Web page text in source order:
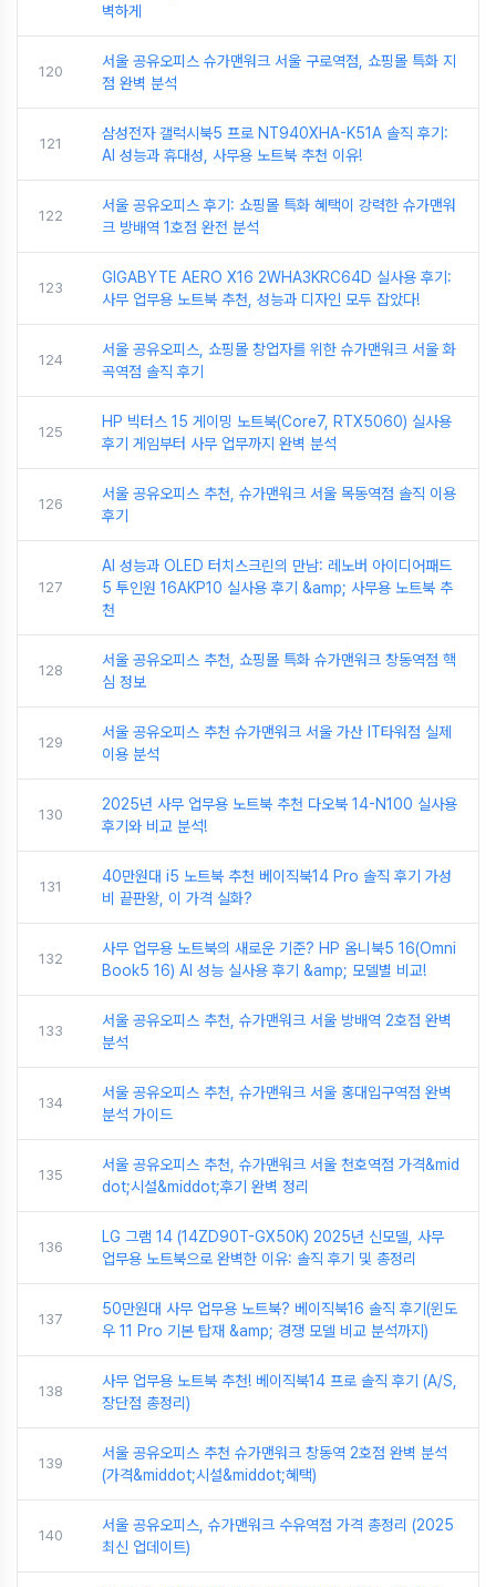
벽하게
120
서울 공유오피스 슈가맨워크 서울 구로역점, 쇼핑몰 특화 지
점 완벽 분석
121
삼성전자 갤럭시북5 프로 NT940XHA-K51A 솔직 후기:
AI 성능과 휴대성, 사무용 노트북 추천 이유!
122
서울 공유오피스 후기: 쇼핑몰 특화 혜택이 강력한 슈가맨워
크 방배역 1호점 완전 분석
123
GIGABYTE AERO X16 2WHA3KRC64D 실사용 후기:
사무 업무용 노트북 추천, 성능과 디자인 모두 잡았다!
124
서울 공유오피스, 쇼핑몰 창업자를 위한 슈가맨워크 서울 화
곡역점 솔직 후기
125
HP 빅터스 15 게이밍 노트북(Core7, RTX5060) 실사용
후기 게임부터 사무 업무까지 완벽 분석
126
서울 공유오피스 추천, 슈가맨워크 서울 목동역점 솔직 이용
후기
127
AI 성능과 OLED 터치스크린의 만남: 레노버 아이디어패드
5 투인원 16AKP10 실사용 후기 &amp; 사무용 노트북 추
천
128
서울 공유오피스 추천, 쇼핑몰 특화 슈가맨워크 창동역점 핵
심 정보
129
서울 공유오피스 추천 슈가맨워크 서울 가산 IT타워점 실제
이용 분석
130
2025년 사무 업무용 노트북 추천 다오북 14-N100 실사용
후기와 비교 분석!
131
40만원대 i5 노트북 추천 베이직북14 Pro 솔직 후기 가성
비 끝판왕, 이 가격 실화?
132
사무 업무용 노트북의 새로운 기준? HP 옴니북5 16(Omni
Book5 16) AI 성능 실사용 후기 &amp; 모델별 비교!
133
서울 공유오피스 추천, 슈가맨워크 서울 방배역 2호점 완벽
분석
134
서울 공유오피스 추천, 슈가맨워크 서울 홍대입구역점 완벽
분석 가이드
135
서울 공유오피스 추천, 슈가맨워크 서울 천호역점 가격&mid
dot;시설&middot;후기 완벽 정리
136
LG 그램 14 (14ZD90T-GX50K) 2025년 신모델, 사무
업무용 노트북으로 완벽한 이유: 솔직 후기 및 총정리
137
50만원대 사무 업무용 노트북? 베이직북16 솔직 후기(윈도
우 11 Pro 기본 탑재 &amp; 경쟁 모델 비교 분석까지)
138
사무 업무용 노트북 추천! 베이직북14 프로 솔직 후기 (A/S,
장단점 총정리)
139
서울 공유오피스 추천 슈가맨워크 창동역 2호점 완벽 분석
(가격&middot;시설&middot;혜택)
140
서울 공유오피스, 슈가맨워크 수유역점 가격 총정리 (2025
최신 업데이트)